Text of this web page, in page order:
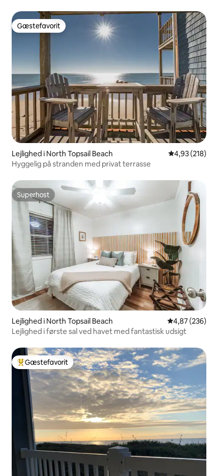
Gæstefavorit
Gæstefavorit
Lejlighed i North Topsail Beach 4,93 ud af 5 i
4,93 (218)
Hyggelig på stranden med privat terrasse
Superhost
Superhost
Lejlighed i North Topsail Beach 4,87 ud af 5 i
4,87 (236)
Lejlighed i første sal ved havet med fantastisk udsigt
Bedste gæstefavorit
Gæstefavorit